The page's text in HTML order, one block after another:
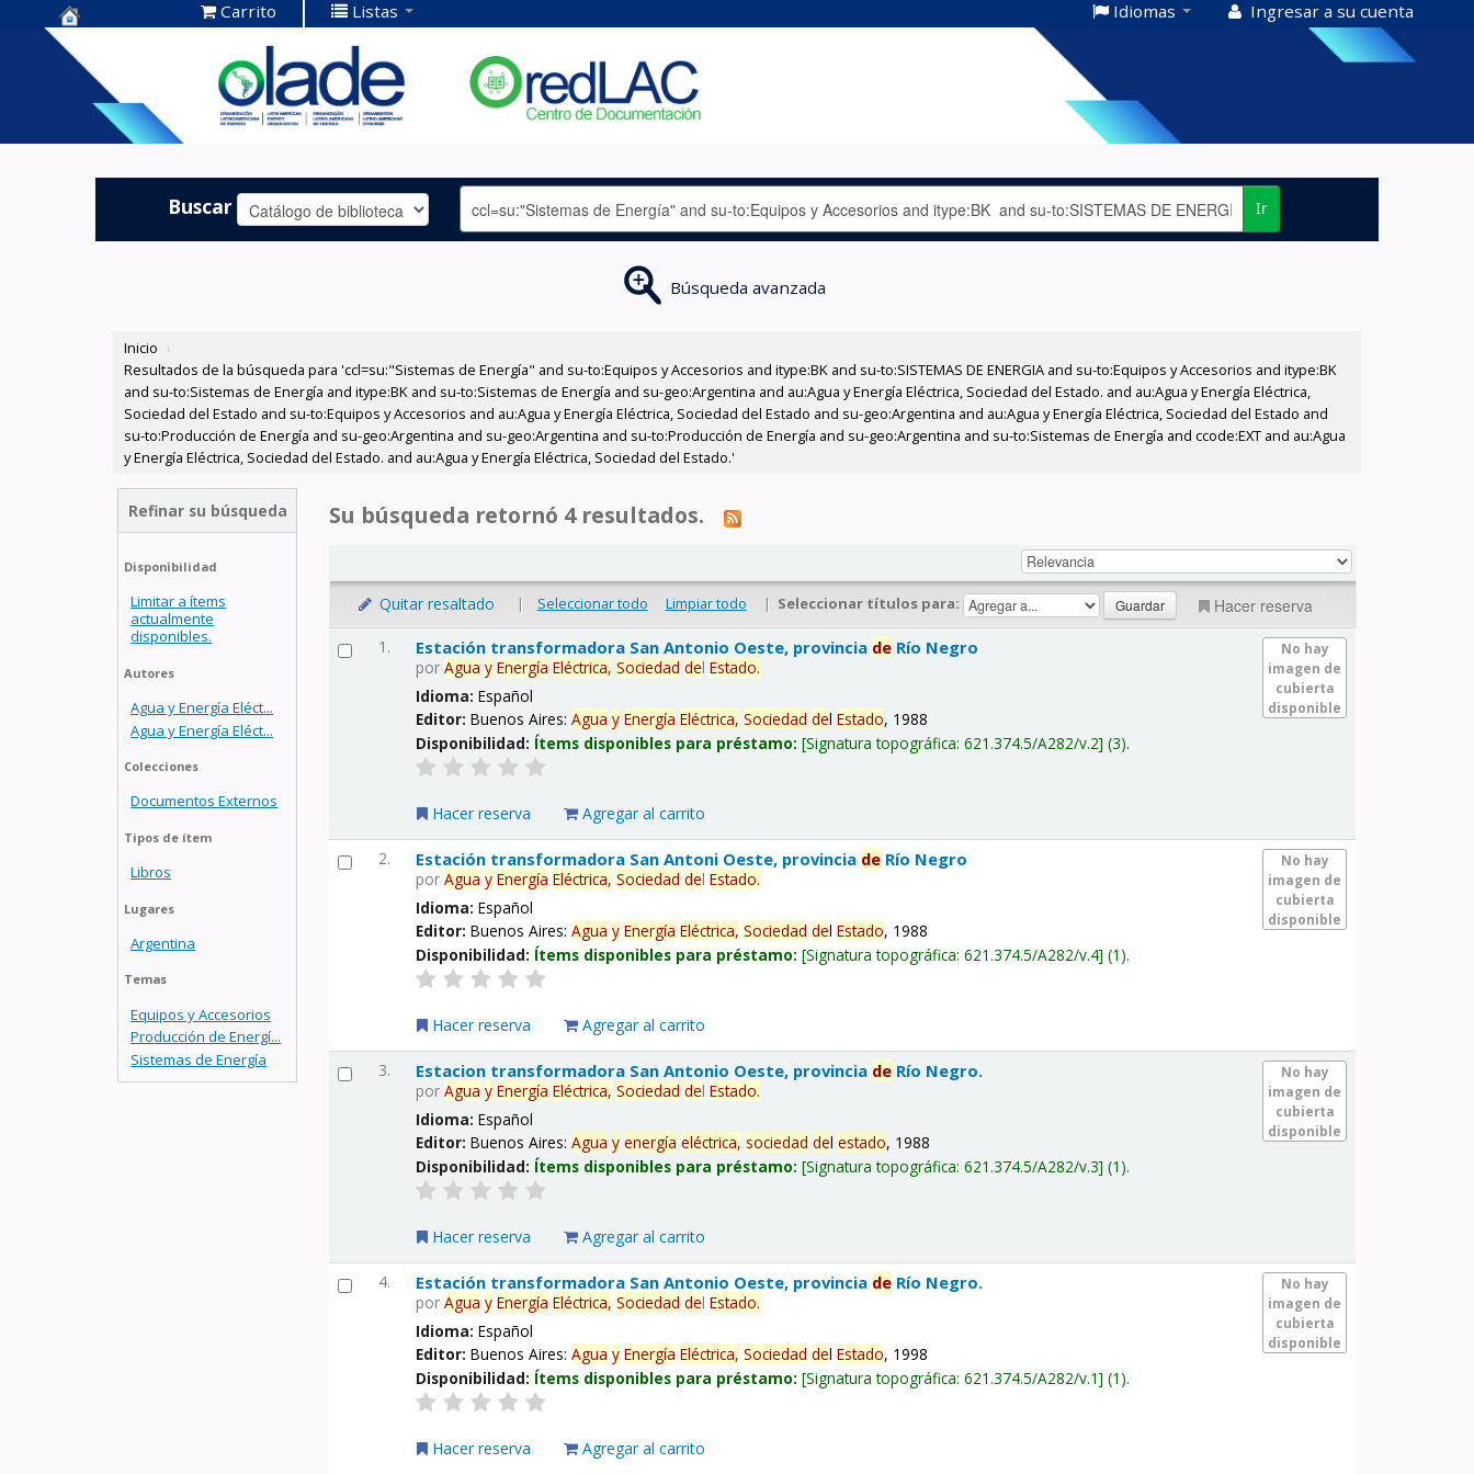
Centro de
Documentación
OLADE -
Carrito Listas Idiomas Ingresar a su cuenta
Buscar Ir
Búsqueda avanzada
Inicio ›
Resultados de la búsqueda para 'ccl=su:"Sistemas de Energía" and su-to:Equipos y Accesorios and itype:BK and su-to:SISTEMAS DE ENERGIA and su-to:Equipos y Accesorios and itype:BK
and su-to:Sistemas de Energía and itype:BK and su-to:Sistemas de Energía and su-geo:Argentina and au:Agua y Energía Eléctrica, Sociedad del Estado. and au:Agua y Energía Eléctrica,
Sociedad del Estado and su-to:Equipos y Accesorios and au:Agua y Energía Eléctrica, Sociedad del Estado and su-geo:Argentina and au:Agua y Energía Eléctrica, Sociedad del Estado and
su-to:Producción de Energía and su-geo:Argentina and su-geo:Argentina and su-to:Producción de Energía and su-geo:Argentina and su-to:Sistemas de Energía and ccode:EXT and au:Agua
y Energía Eléctrica, Sociedad del Estado. and au:Agua y Energía Eléctrica, Sociedad del Estado.'
Refinar su búsqueda
Disponibilidad
Limitar a ítems
actualmente
disponibles.
Autores
Agua y Energía Eléct...
Agua y Energía Eléct...
Colecciones
Documentos Externos
Tipos de ítem
Libros
Lugares
Argentina
Temas
Equipos y Accesorios
Producción de Energí...
Sistemas de Energía
Su búsqueda retornó 4 resultados.
Quitar resaltado | Seleccionar todo Limpiar todo | Seleccionar títulos para: Hacer reserva
1.
No hay
imagen de
cubierta
disponible
Estación transformadora San Antonio Oeste, provincia de Río Negro
porAgua y Energía Eléctrica, Sociedad delEstado.
Idioma:Español
Editor:Buenos Aires:Agua y Energía Eléctrica, Sociedad delEstado, 1988
Disponibilidad: Ítems disponibles para préstamo: Signatura topográfica:621.374.5/A282/v.2 (3).
Hacer reserva Agregar al carrito
2.
No hay
imagen de
cubierta
disponible
Estación transformadora San Antoni Oeste, provincia de Río Negro
porAgua y Energía Eléctrica, Sociedad delEstado.
Idioma:Español
Editor:Buenos Aires:Agua y Energía Eléctrica, Sociedad delEstado, 1988
Disponibilidad: Ítems disponibles para préstamo: Signatura topográfica:621.374.5/A282/v.4 (1).
Hacer reserva Agregar al carrito
3.
No hay
imagen de
cubierta
disponible
Estacion transformadora San Antonio Oeste, provincia de Río Negro.
porAgua y Energía Eléctrica, Sociedad delEstado.
Idioma:Español
Editor:Buenos Aires:Agua y energía eléctrica, sociedad delestado, 1988
Disponibilidad: Ítems disponibles para préstamo: Signatura topográfica:621.374.5/A282/v.3 (1).
Hacer reserva Agregar al carrito
4.
No hay
imagen de
cubierta
disponible
Estación transformadora San Antonio Oeste, provincia de Río Negro.
porAgua y Energía Eléctrica, Sociedad delEstado.
Idioma:Español
Editor:Buenos Aires:Agua y Energía Eléctrica, Sociedad delEstado, 1998
Disponibilidad: Ítems disponibles para préstamo: Signatura topográfica:621.374.5/A282/v.1 (1).
Hacer reserva Agregar al carrito